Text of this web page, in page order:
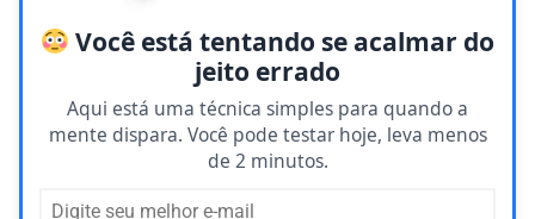
Você está tentando se acalmar do
jeito errado
Aqui está uma técnica simples para quando a
mente dispara. Você pode testar hoje, leva menos
de 2 minutos.